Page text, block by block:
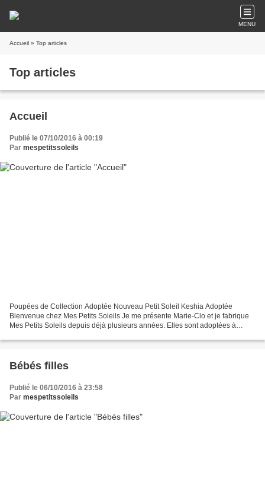
MENU
Accueil » Top articles
Top articles
Accueil
Publié le 07/10/2016 à 00:19
Par mespetitssoleils
Poupées de Collection Adoptée Nouveau Petit Soleil Keshia Adoptée
Bienvenue chez Mes Petits Soleils Je me présente Marie-Clo et je fabrique
Mes Petits Soleils depuis déjà plusieurs années. Elles sont adoptées à
Bébés filles
Publié le 06/10/2016 à 23:58
Par mespetitssoleils